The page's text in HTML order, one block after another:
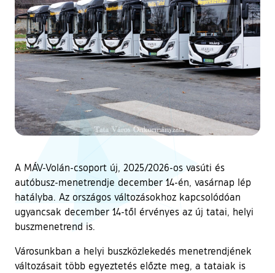
A MÁV-Volán-csoport új, 2025/2026-os vasúti és
autóbusz-menetrendje december 14-én, vasárnap lép
hatályba. Az országos változásokhoz kapcsolódóan
ugyancsak december 14-től érvényes az új tatai, helyi
buszmenetrend is.
Városunkban a helyi buszközlekedés menetrendjének
változásait több egyeztetés előzte meg, a tataiak is